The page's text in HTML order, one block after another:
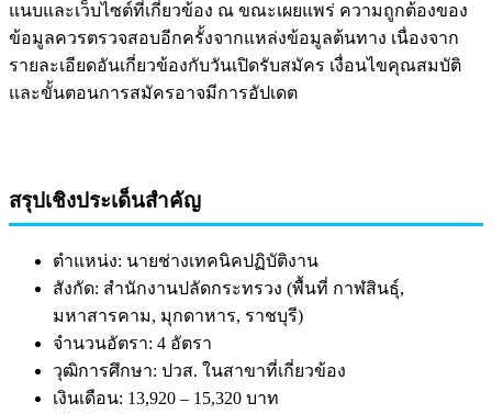
แนบและเว็บไซต์ที่เกี่ยวข้อง ณ ขณะเผยแพร่ ความถูกต้องของ
ข้อมูลควรตรวจสอบอีกครั้งจากแหล่งข้อมูลต้นทาง เนื่องจาก
รายละเอียดอันเกี่ยวข้องกับวันเปิดรับสมัคร เงื่อนไขคุณสมบัติ
และขั้นตอนการสมัครอาจมีการอัปเดต
สรุปเชิงประเด็นสำคัญ
ตำแหน่ง: นายช่างเทคนิคปฏิบัติงาน
สังกัด: สำนักงานปลัดกระทรวง (พื้นที่ กาฬสินธุ์,
มหาสารคาม, มุกดาหาร, ราชบุรี)
จำนวนอัตรา: 4 อัตรา
วุฒิการศึกษา: ปวส. ในสาขาที่เกี่ยวข้อง
เงินเดือน: 13,920 – 15,320 บาท